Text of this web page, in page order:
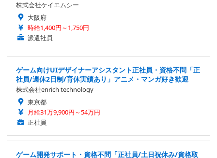
株式会社ケイエムシー
大阪府
時給1,400円～1,750円
派遣社員
ゲーム向けUIデザイナーアシスタント正社員・資格不問「正
社員/週休2日制/育休実績あり」アニメ・マンガ好き歓迎
株式会社enrich technology
東京都
月給31万9,900円～54万円
正社員
ゲーム開発サポート・資格不問「正社員/土日祝休み/資格取